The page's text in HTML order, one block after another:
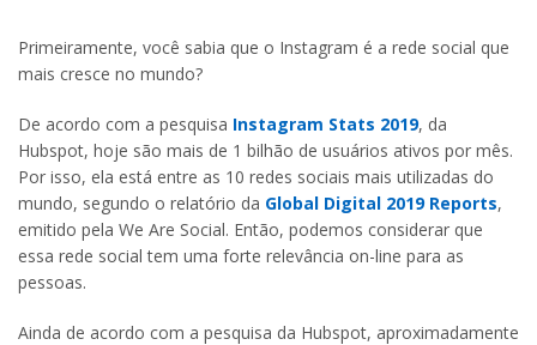
Primeiramente, você sabia que o Instagram é a rede social que
mais cresce no mundo?
De acordo com a pesquisa Instagram Stats 2019, da
Hubspot, hoje são mais de 1 bilhão de usuários ativos por mês.
Por isso, ela está entre as 10 redes sociais mais utilizadas do
mundo, segundo o relatório da Global Digital 2019 Reports,
emitido pela We Are Social. Então, podemos considerar que
essa rede social tem uma forte relevância on-line para as
pessoas.
Ainda de acordo com a pesquisa da Hubspot, aproximadamente